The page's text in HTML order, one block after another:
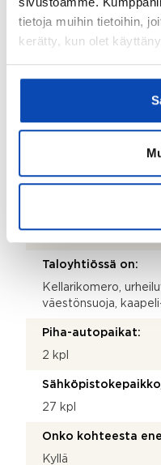
tietoja muihin tietoihin,
kerätty, kun olet
Rakennus- ja
Betoni
Aumakatto
Pelti
Kaukolämpö
Taloyhtiössä on:
Kellarikomero,
väestönsuoja,
Piha-autopaikat:
2 kpl
27 kpl
Onko kohteesta
Kyllä